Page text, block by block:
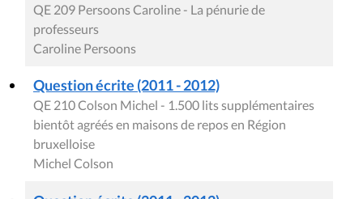
QE 209 Persoons Caroline - La pénurie de
professeurs
Caroline Persoons
Question écrite (2011 - 2012)
QE 210 Colson Michel - 1.500 lits supplémentaires
bientôt agréés en maisons de repos en Région
bruxelloise
Michel Colson